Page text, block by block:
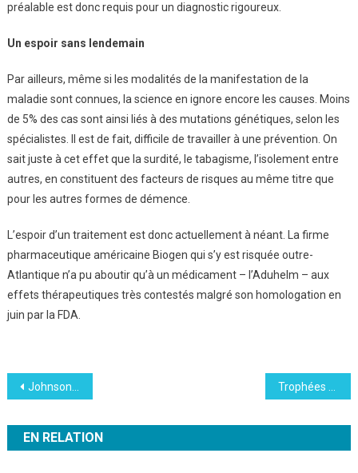
préalable est donc requis pour un diagnostic rigoureux.
Un espoir sans lendemain
Par ailleurs, même si les modalités de la manifestation de la
maladie sont connues, la science en ignore encore les causes. Moins
de 5% des cas sont ainsi liés à des mutations génétiques, selon les
spécialistes. Il est de fait, difficile de travailler à une prévention. On
sait juste à cet effet que la surdité, le tabagisme, l’isolement entre
autres, en constituent des facteurs de risques au même titre que
pour les autres formes de démence.
L’espoir d’un traitement est donc actuellement à néant. La firme
pharmaceutique américaine Biogen qui s’y est risquée outre-
Atlantique n’a pu aboutir qu’à un médicament – l’Aduhelm – aux
effets thérapeutiques très contestés malgré son homologation en
juin par la FDA.
Navigation
de
l’article
Johnson & Johnson fait chou blanc dans la lutte contre le sida
EN RELATION